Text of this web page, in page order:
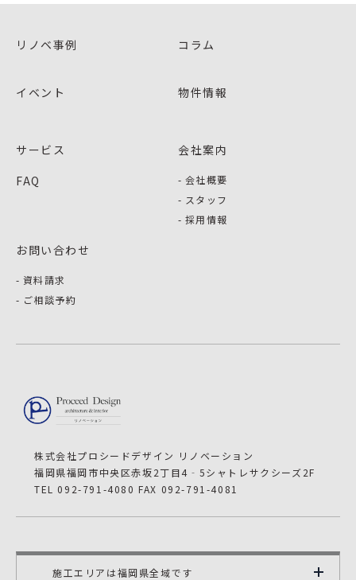
リノベ事例
イベント
コラム
物件情報
サービス
FAQ
会社案内
会社概要
スタッフ
採用情報
お問い合わせ
資料請求
ご相談予約
株式会社プロシードデザイン リノベーション
福岡県福岡市中央区赤坂2丁目4‐5シャトレサクシーズ2F
TEL 092-791-4080 FAX 092-791-4081
施工エリアは福岡県全域です